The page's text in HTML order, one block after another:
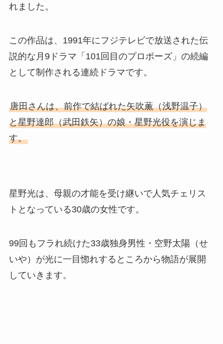
れました。
この作品は、1991年にフジテレビで放送された伝
説的な月9ドラマ「101回目のプロポーズ」の続編
として制作される連続ドラマです。
唐田さんは、前作で結ばれた矢吹薫（浅野温子）
と星野達郎（武田鉄矢）の娘・星野光役を演じま
す。
星野光は、母親の才能を受け継いで人気チェリス
トとなっている30歳の女性です。
99回もフラれ続けた33歳独身男性・空野太陽（せ
いや）が光に一目惚れするところから物語が展開
していきます。